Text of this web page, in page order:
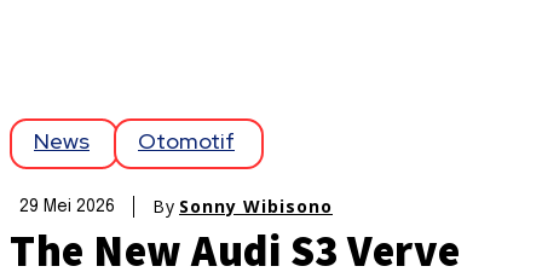
News Otomotif
29 Mei 2026 By Sonny Wibisono
The New Audi S3 Verve